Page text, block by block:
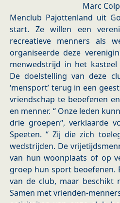
Marc
Menclub Pajottenland uit
start. Ze willen een
recreatieve menners als
organiseerde deze
menwedstrijd in het kasteel
De doelstelling van deze
‘mensport’ terug in een
vriendschap te beoefenen
en menner. “ Onze leden
drie groepen“, verklaarde
Speeten. “ Zij die zich
wedstrijden. De
van hun woonplaats of op
groep hun sport beoefenen.
van de club, maar beschikt
Samen met vrienden-